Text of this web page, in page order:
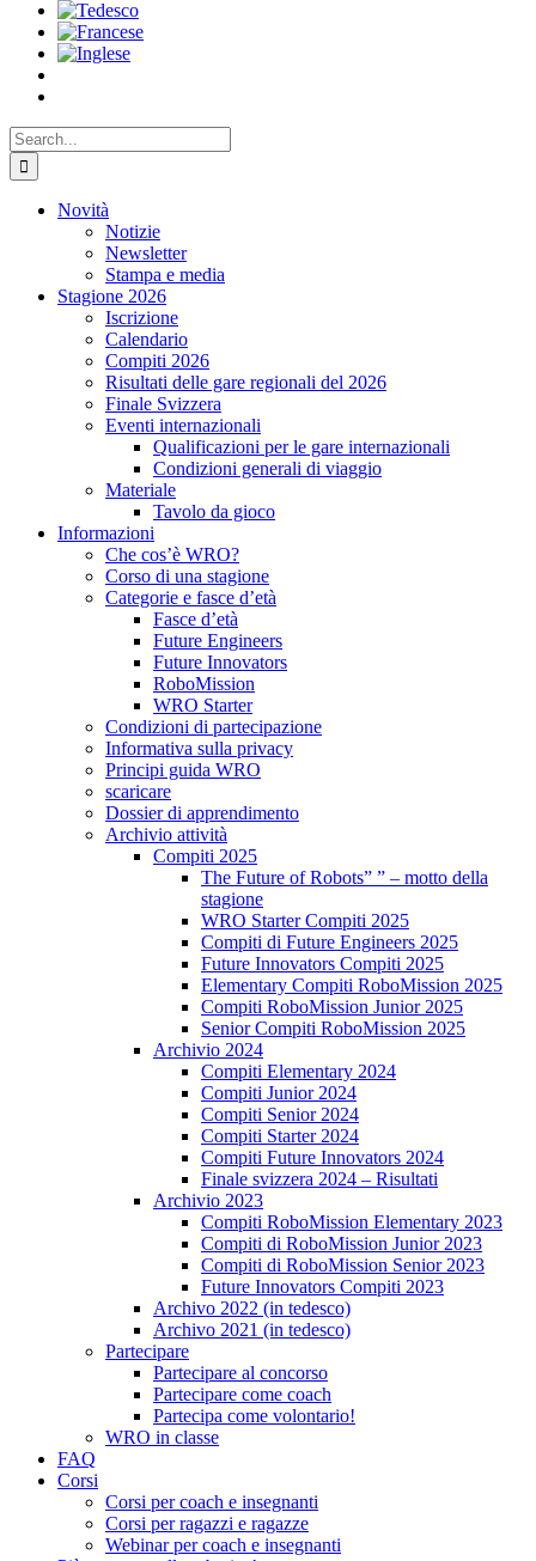
Search
for:
Novità
Notizie
Newsletter
Stampa e media
Stagione 2026
Iscrizione
Calendario
Compiti 2026
Risultati delle gare regionali del 2026
Finale Svizzera
Eventi internazionali
Qualificazioni per le gare internazionali
Condizioni generali di viaggio
Materiale
Tavolo da gioco
Informazioni
Che cos’è WRO?
Corso di una stagione
Categorie e fasce d’età
Fasce d’età
Future Engineers
Future Innovators
RoboMission
WRO Starter
Condizioni di partecipazione
Informativa sulla privacy
Principi guida WRO
scaricare
Dossier di apprendimento
Archivio attività
Compiti 2025
The Future of Robots” ” – motto della
stagione
WRO Starter Compiti 2025
Compiti di Future Engineers 2025
Future Innovators Compiti 2025
Elementary Compiti RoboMission 2025
Compiti RoboMission Junior 2025
Senior Compiti RoboMission 2025
Archivio 2024
Compiti Elementary 2024
Compiti Junior 2024
Compiti Senior 2024
Compiti Starter 2024
Compiti Future Innovators 2024
Finale svizzera 2024 – Risultati
Archivio 2023
Compiti RoboMission Elementary 2023
Compiti di RoboMission Junior 2023
Compiti di RoboMission Senior 2023
Future Innovators Compiti 2023
Archivo 2022 (in tedesco)
Archivo 2021 (in tedesco)
Partecipare
Partecipare al concorso
Partecipare come coach
Partecipa come volontario!
WRO in classe
FAQ
Corsi
Corsi per coach e insegnanti
Corsi per ragazzi e ragazze
Webinar per coach e insegnanti